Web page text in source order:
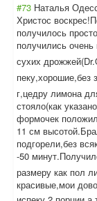
#73 Наталья
Христос
получилось
получились
сухих
пеку,хорошие,без
г,цедру лимона
стояло(как
формочек
11 см
подгорели,без
-50
размеру как пол
красивые,мои